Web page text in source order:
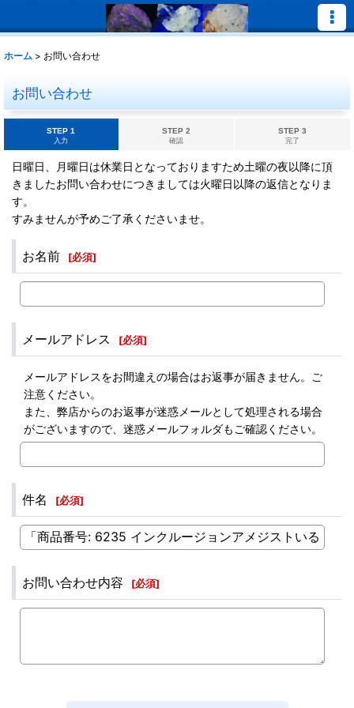
ホーム > お問い合わせ
お問い合わせ
STEP 1
入力
STEP 2
確認
STEP 3
完了
日曜日、月曜日は休業日となっておりますため土曜の夜以降に頂
きましたお問い合わせにつきましては火曜日以降の返信となりま
す。
すみませんが予めご了承くださいませ。
お名前 [必須]
メールアドレス [必須]
メールアドレスをお間違えの場合はお返事が届きません。ご
注意ください。
また、弊店からのお返事が迷惑メールとして処理される場合
がございますので、迷惑メールフォルダもご確認ください。
件名 [必須]
お問い合わせ内容 [必須]